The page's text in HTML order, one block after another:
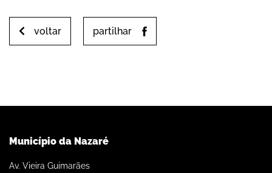
voltar partilhar
Município da Nazaré
Av. Vieira Guimarães